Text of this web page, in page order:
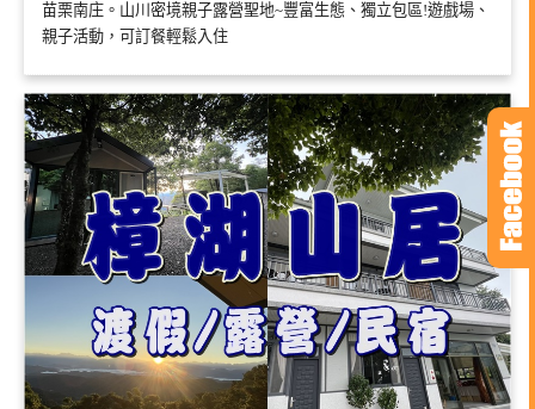
苗栗南庄。山川密境親子露營聖地~豐富生態、獨立包區!遊戲場、
親子活動，可訂餐輕鬆入住